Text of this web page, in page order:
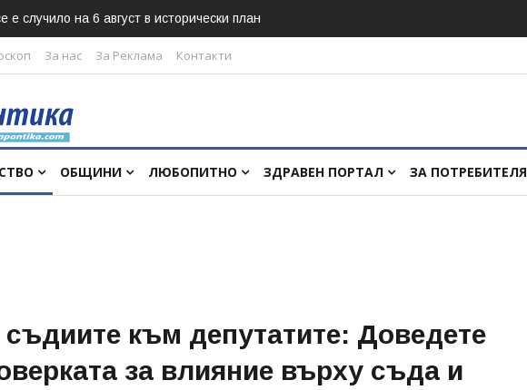
е случило на 6 август в исторически план
За нас За Реклама Контакти
ОБЩИНИ ЛЮБОПИТНО ЗДРАВЕН ПОРТАЛ ЗА ПОТРЕБИТЕЛЯ
към депутатите: Доведете
за влияние върху съда и